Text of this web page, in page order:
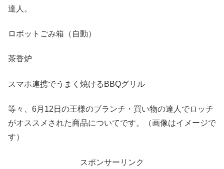
達人。
ロボットごみ箱（自動）
茶香炉
スマホ連携でうまく焼けるBBQグリル
等々、6月12日の王様のブランチ・買い物の達人でロッチ
がオススメされた商品についてです。（画像はイメージで
す）
スポンサーリンク